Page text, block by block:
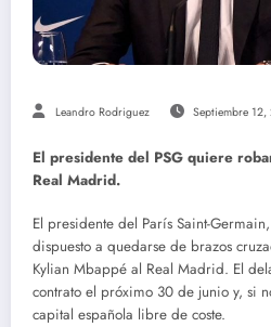
Leandro Rodriguez Septiembre 12,
El presidente del PSG quiere
Real Madrid.
El presidente del París Saint-
dispuesto a quedarse de brazos
Kylian Mbappé al Real Madrid. El
contrato el próximo 30 de junio y, si
capital española libre de coste.